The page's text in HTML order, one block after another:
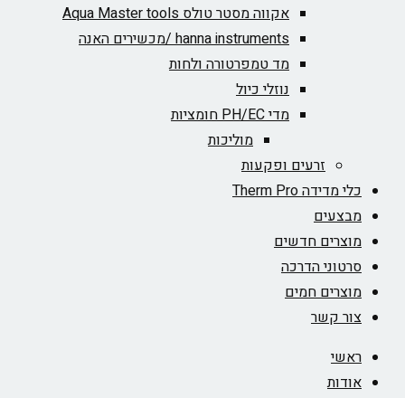
אקווה מסטר טולס Aqua Master tools
hanna instruments /מכשירים האנה
מד טמפרטורה ולחות
נוזלי כיול
מדי PH/EC חומציות
מוליכות
זרעים ופקעות
כלי מדידה Therm Pro
מבצעים
מוצרים חדשים
סרטוני הדרכה
מוצרים חמים
צור קשר
ראשי
אודות